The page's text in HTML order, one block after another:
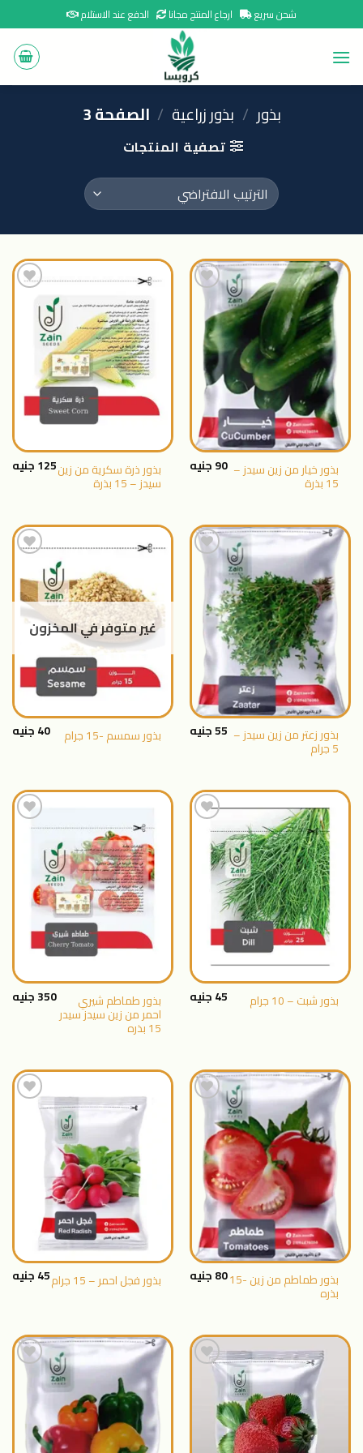
to
content
شحن سريع ارجاع المنتج مجانا الدفع عند الاستلام
بذور / بذور زراعية / الصفحة 3
تصفية المنتجات
اضافة
الى
المنتجات
المفضلة
بذور خيار من زين سيدز –
15 بذرة
90جنيه بذور ذرة سكرية من زين
سيدز – 15 بذرة
125جنيه
اضافة
الى
المنتجات
المفضلة
بذور زعتر من زين سيدز –
5 جرام
55جنيه
اضافة
الى
المنتجات
المفضلةغير متوفر في المخزون
بذور سمسم -15 جرام 40جنيه
اضافة
المنتجات
بذور شبت – 10 جرام 45جنيه
المنتجات
المفضلة
بذور طماطم شيري
احمر من زين سيدز سيدر
15 بذره
350جنيه
اضافة
الى
المنتجات
المفضلة
بذور طماطم من زين -15
بذره
80جنيه بذور فجل احمر – 15 جرام 45جنيه
اضافة
الى
المنتجات
المفضلة